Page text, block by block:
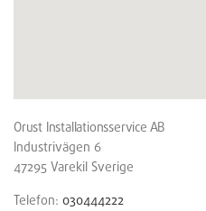
Orust Installationsservice AB
Industrivägen 6
47295 Varekil Sverige
Telefon: 030444222